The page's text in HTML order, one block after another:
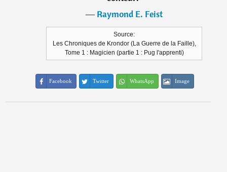
―Raymond E. Feist
Source:
Les Chroniques de Krondor (La Guerre de la Faille),
Tome 1 : Magicien (partie 1 : Pug l'apprenti)
Facebook Twitter WhatsApp Image